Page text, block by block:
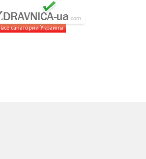
все санатории Украины